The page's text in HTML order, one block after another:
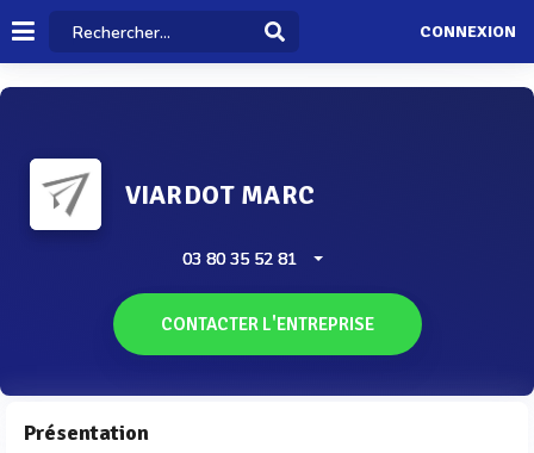
CONNEXION
VIARDOT MARC
03 80 35 52 81
CONTACTER L'ENTREPRISE
Présentation